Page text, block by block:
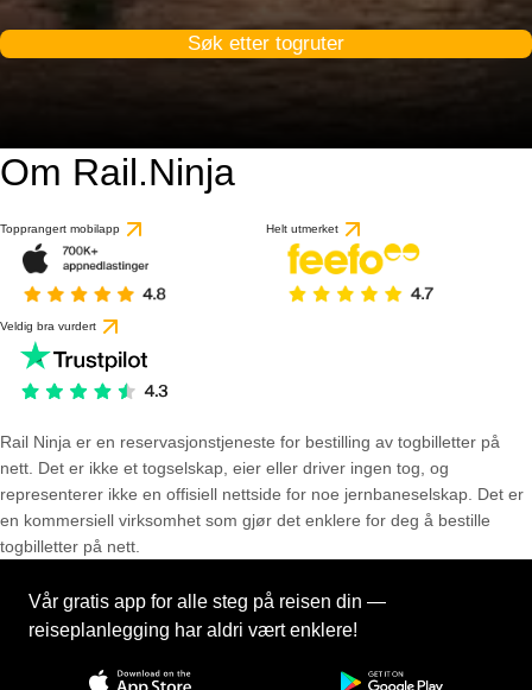
Søk etter togruter
Om Rail.Ninja
Topprangert mobilapp Helt utmerket
Veldig bra vurdert
Rail Ninja er en reservasjons­tjeneste for bestilling av togbilletter på
nett. Det er ikke et togselskap, eier eller driver ingen tog, og
representerer ikke en offisiell nettside for noe jernbaneselskap. Det er
en kommersiell virksomhet som gjør det enklere for deg å bestille
togbilletter på nett.
Vår gratis app for alle steg på reisen din —
reiseplanlegging har aldri vært enklere!